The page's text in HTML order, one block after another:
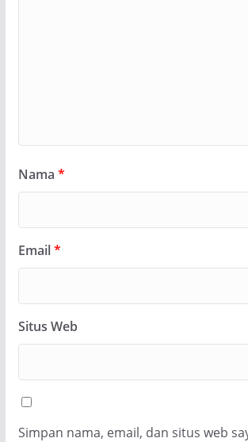
Nama *
Email*
Situs Web
Simpan nama, email, dan situs web